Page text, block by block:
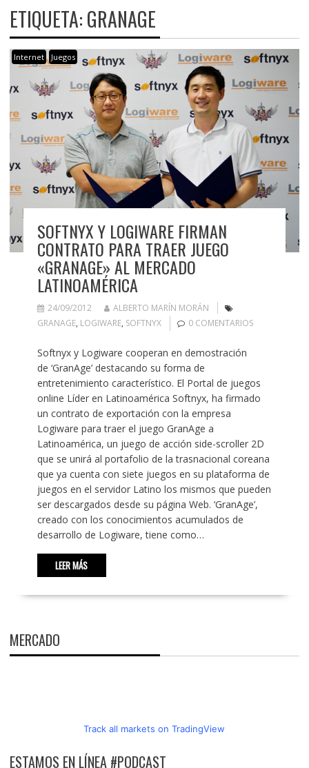
ETIQUETA:GRANAGE
Internet Juegos
SOFTNYX Y LOGIWARE FIRMAN
CONTRATO PARA TRAER JUEGO
«GRANAGE» AL MERCADO
LATINOAMÉRICA
24/09/2012
ALBERTO MARÍN MORÁN
GRANAGE, LOGIWARE, SOFTNYX 0 COMENTARIOS
Softnyx y Logiware cooperan en demostración
de ‘GranAge’ destacando su forma de
entretenimiento característico. El Portal de juegos
online Líder en Latinoamérica Softnyx, ha firmado
un contrato de exportación con la empresa
Logiware para traer el juego GranAge a
Latinoamérica, un juego de acción side-scroller 2D
que se unirá al portafolio de la trasnacional coreana
que ya cuenta con siete juegos en su plataforma de
juegos en el servidor Latino los mismos que pueden
ser descargados desde su página Web. ‘GranAge’,
creado con los conocimientos acumulados de
desarrollo de Logiware, tiene como…
LEER MÁS
MERCADO
Track all markets on TradingView
ESTAMOS EN LÍNEA #PODCAST